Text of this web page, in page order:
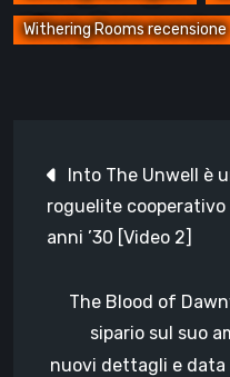
Withering Rooms recensione
articoli
Into The Unwell è
roguelite
anni ’30 [Video 2]
The Blood of
sipario sul suo
nuovi dettagli e data